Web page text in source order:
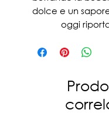
dolce e un
oggi
dell’infanzia. “La
fragola e mora di
note
uniscono